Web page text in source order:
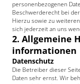
personenbezogenen
Beschwerderecht bei
Hierzu sowie zu
sich jederzeit an uns
2. Allgemeine
informationen
Datenschutz
Die Betreiber dieser
Daten sehr ernst. Wir